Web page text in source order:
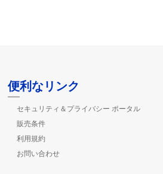
便利なリンク
セキュリティ＆プライバシー ポータル
販売条件
利用規約
お問い合わせ